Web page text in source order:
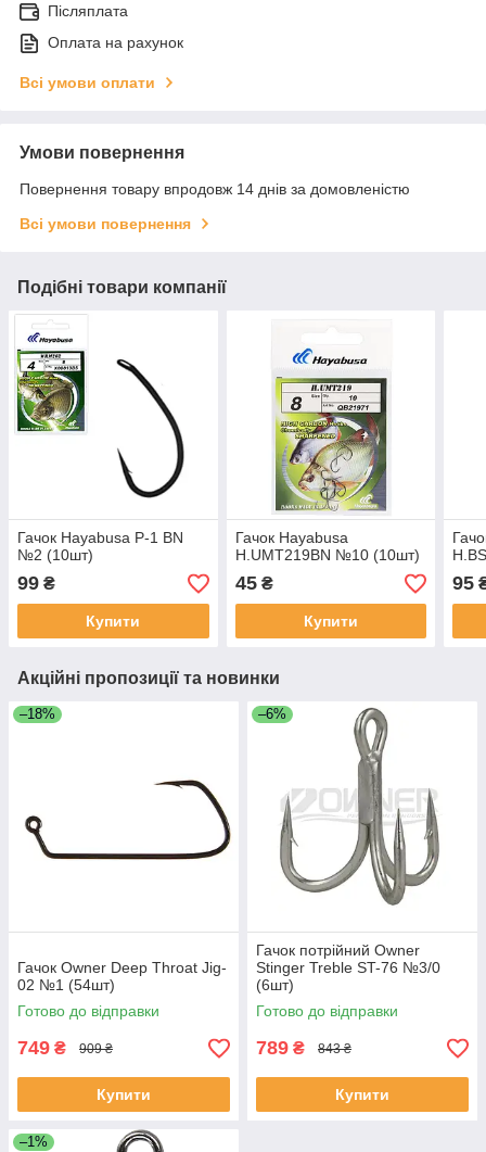
Післяплата
Оплата на рахунок
Всі умови оплати
Умови повернення
Повернення товару впродовж 14 днів за домовленістю
Всі умови повернення
Подібні товари компанії
Гачок Hayabusa P-1 BN
№2 (10шт)
99 ₴
Купити
Гачок Hayabusa
H.UMT219BN №10 (10шт)
45₴
Купити
95
Акційні пропозиції та новинки
–18%
Гачок Owner Deep Throat Jig-
02 №1 (54шт)
Готово до відправки
749 ₴ 909 ₴
Купити
–6%
Гачок потрійний Owner
Stinger Treble ST-76 №3/0
(6шт)
Готово до відправки
789 ₴ 843 ₴
Купити
–1%